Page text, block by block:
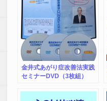
金井式あがり症改善法実践
セミナーDVD（3枚組）